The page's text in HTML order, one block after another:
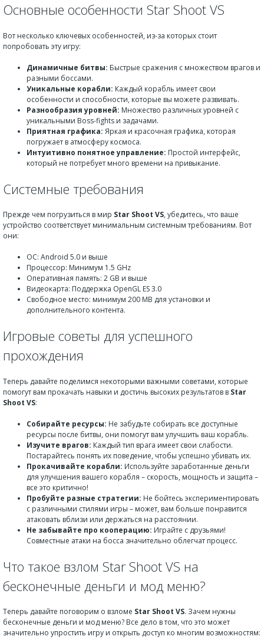
Основные особенности Star Shoot VS
Вот несколько ключевых особенностей, из-за которых стоит
попробовать эту игру:
Динамичные битвы: Быстрые сражения с множеством врагов и
разными боссами.
Уникальные корабли: Каждый корабль имеет свои
особенности и способности, которые вы можете развивать.
Разнообразия уровней: Множество различных уровней с
уникальными Boss-fights и задачами.
Приятная графика: Яркая и красочная графика, которая
погружает в атмосферу космоса.
Интуитивно понятное управление: Простой интерфейс,
который не потребует много времени на привыкание.
Системные требования
Прежде чем погрузиться в мир Star Shoot VS, убедитесь, что ваше
устройство соответствует минимальным системным требованиям. Вот
они:
ОС: Android 5.0 и выше
Процессор: Минимум 1.5 GHz
Оперативная память: 2 GB и выше
Видеокарта: Поддержка OpenGL ES 3.0
Свободное место: минимум 200 MB для установки и
дополнительного контента.
Игровые советы для успешного
прохождения
Теперь давайте поделимся некоторыми важными советами, которые
помогут вам прокачать навыки и достичь высоких результатов в Star
Shoot VS:
Собирайте ресурсы: Не забудьте собирать все доступные
ресурсы после битвы, они помогут вам улучшить ваш корабль.
Изучите врагов: Каждый тип врага имеет свои слабости.
Постарайтесь понять их поведение, чтобы успешно убивать их.
Прокачивайте корабли: Используйте заработанные деньги
для улучшения вашего корабля – скорость, мощность и защита –
все это критично!
Пробуйте разные стратегии: Не бойтесь экспериментировать
с различными стилями игры – может, вам больше понравится
атаковать вблизи или держаться на расстоянии.
Не забывайте про кооперацию: Играйте с друзьями!
Совместные атаки на босса значительно облегчат процесс.
Что такое взлом Star Shoot VS на
бесконечные деньги и мод меню?
Теперь давайте поговорим о взломе Star Shoot VS. Зачем нужны
бесконечные деньги и мод меню? Все дело в том, что это может
значительно упростить игру и открыть доступ ко многим возможностям: